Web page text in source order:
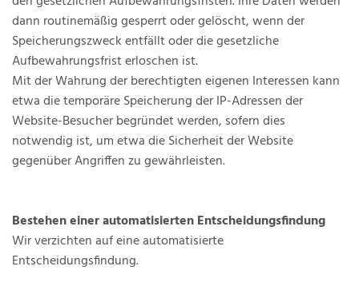
dann routinemäßig gesperrt oder gelöscht, wenn der
Speicherungszweck entfällt oder die gesetzliche
Aufbewahrungsfrist erloschen ist.
Mit der Wahrung der berechtigten eigenen Interessen kann
etwa die temporäre Speicherung der IP-Adressen der
Website-Besucher begründet werden, sofern dies
notwendig ist, um etwa die Sicherheit der Website
gegenüber Angriffen zu gewährleisten.
Bestehen einer automatisierten Entscheidungsfindung
Wir verzichten auf eine automatisierte
Entscheidungsfindung.